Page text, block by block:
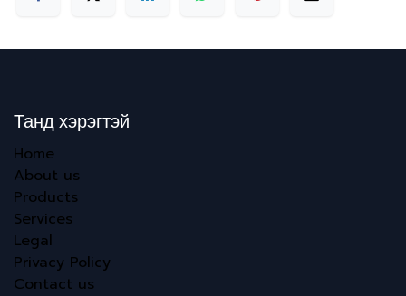
Танд хэрэгтэй
Home
About us
Products
Services
Legal
Privacy Policy
Contact us